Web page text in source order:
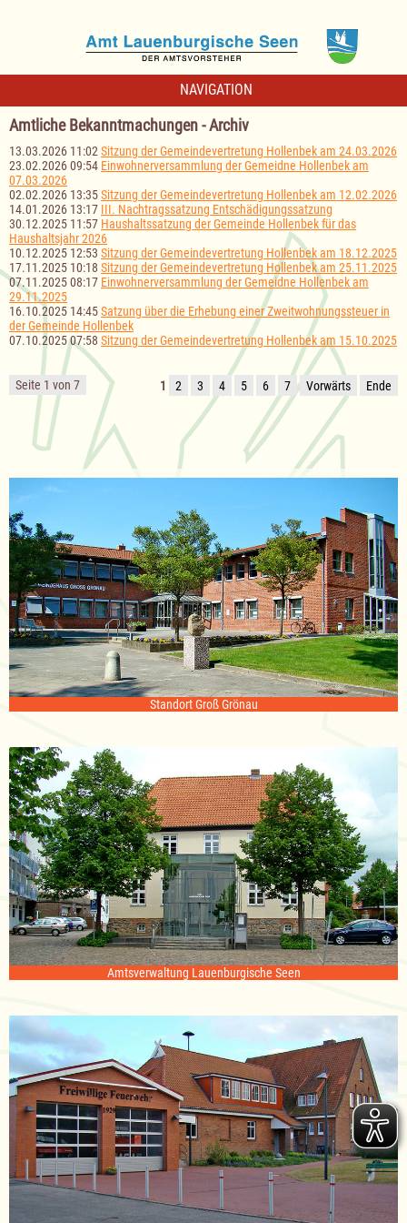
NAVIGATION
Amtliche Bekanntmachungen - Archiv
13.03.2026 11:02 Sitzung der Gemeindevertretung Hollenbek am 24.03.2026
23.02.2026 09:54 Einwohnerversammlung der Gemeidne Hollenbek am
07.03.2026
02.02.2026 13:35Sitzung der Gemeindevertretung Hollenbek am 12.02.2026
14.01.2026 13:17 III. Nachtragssatzung Entschädigungssatzung
30.12.2025 11:57 Haushaltssatzung der Gemeinde Hollenbek für das
Haushaltsjahr 2026
10.12.2025 12:53 Sitzung der Gemeindevertretung Hollenbek am 18.12.2025
17.11.2025 10:18 Sitzung der Gemeindevertretung Hollenbek am 25.11.2025
07.11.2025 08:17 Einwohnerversammlung der Gemeidne Hollenbek am
29.11.2025
16.10.2025 14:45Satzung über die Erhebung einer Zweitwohnungssteuer in
der Gemeinde Hollenbek
07.10.2025 07:58 Sitzung der Gemeindevertretung Hollenbek am 15.10.2025
Seite 1 von 7 1 2 3 4 5 6 7 Vorwärts Ende
Standort Groß Grönau
Amtsverwaltung Lauenburgische Seen